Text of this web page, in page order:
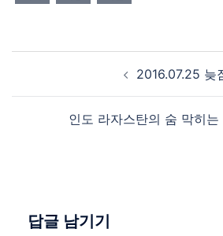
2016.07.25 늦
인도 라자스탄의 숨 막히
답글 남기기